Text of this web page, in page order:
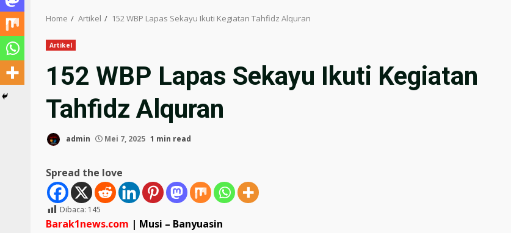
Home Artikel 152 WBP Lapas Sekayu Ikuti Kegiatan Tahfidz Alquran
Artikel
152 WBP Lapas Sekayu Ikuti Kegiatan
Tahfidz Alquran
admin Mei 7, 2025 1 min read
Spread the love
Dibaca: 145
Barak1news.com | Musi – Banyuasin